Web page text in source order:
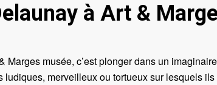
à Art &
Marges musée, c’est plonger dans un
merveilleux ou tortueux sur lesquels